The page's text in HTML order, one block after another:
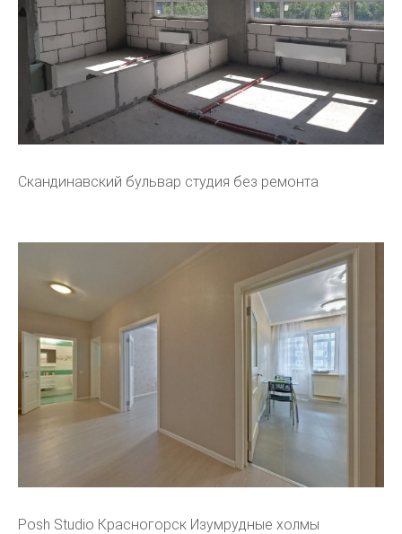
Скандинавский бульвар студия без ремонта
Posh Studio Красногорск Изумрудные холмы